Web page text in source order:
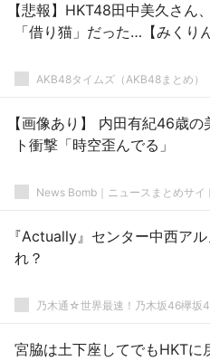
【悲報】HKT48田中美久さん
「借り猫」だった…【みくりん
AKB48タイムズ（AKB48まとめ）
【画像あり】 内田有紀46歳の
ト衝撃「時空歪んでる」
News Bomb｜ニュースまとめサイ
『Actually』センター中西ア
れ？
宮脇は土下座してでもHKTに